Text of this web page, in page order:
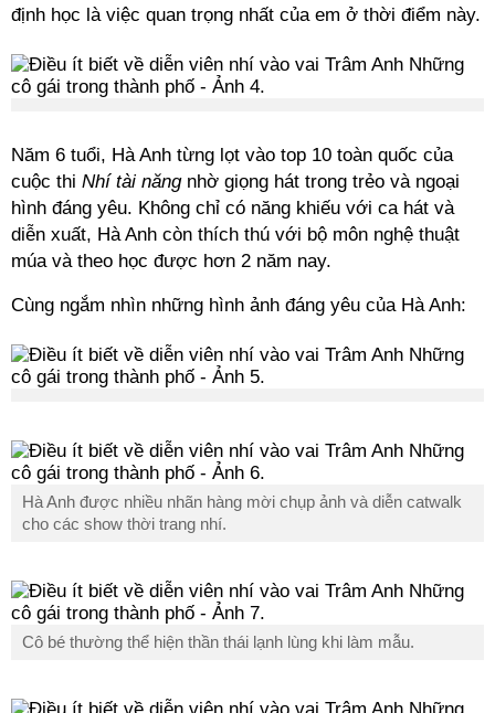
định học là việc quan trọng nhất của em ở thời điểm này.
Năm 6 tuổi, Hà Anh từng lọt vào top 10 toàn quốc của
cuộc thi Nhí tài năngnhờ giọng hát trong trẻo và ngoại
hình đáng yêu. Không chỉ có năng khiếu với ca hát và
diễn xuất, Hà Anh còn thích thú với bộ môn nghệ thuật
múa và theo học được hơn 2 năm nay.
Cùng ngắm nhìn những hình ảnh đáng yêu của Hà Anh:
Hà Anh được nhiều nhãn hàng mời chụp ảnh và diễn catwalk
cho các show thời trang nhí.
Cô bé thường thể hiện thần thái lạnh lùng khi làm mẫu.